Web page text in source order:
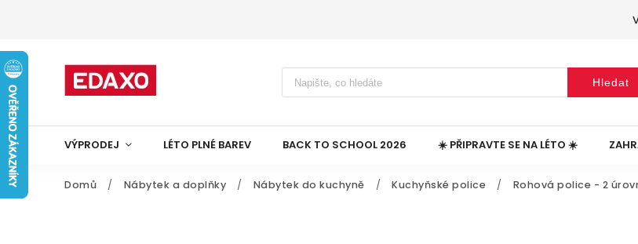
Hledat
VÝPRODEJ LÉTO PLNÉ BAREV BACK TO SCHOOL 2026 ☀️ PŘIPRAVTE SE NA LÉTO ☀️
Domů / Nábytek a doplňky / Nábytek do kuchyně / Kuchyňské police / Rohová police - 2